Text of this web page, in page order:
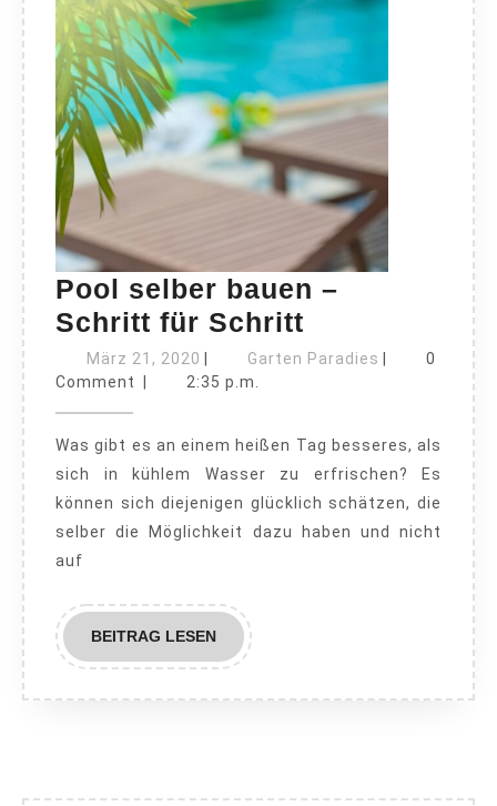
Pool selber bauen –
Schritt für Schritt
selber
Schritt
für
Schritt
März 21, 2020 März
21,
Garten Paradies Garten
0
Comment
2:35 p.m.
Was gibt es an einem heißen Tag besseres, als
sich in kühlem Wasser zu erfrischen? Es
können sich diejenigen glücklich schätzen, die
selber die Möglichkeit dazu haben und nicht
auf
BEITRAG LESENBEITRAG
LESEN